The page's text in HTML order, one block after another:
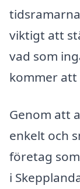
viktigt att
vad som
kommer
Genom att
enkelt och
företag
i